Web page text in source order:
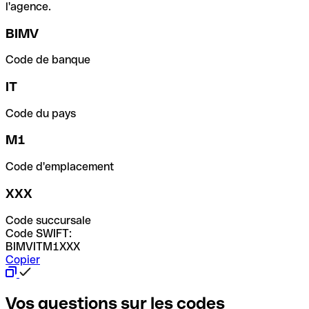
l'agence.
BIMV
Code de banque
IT
Code du pays
M1
Code d'emplacement
XXX
Code succursale
Code SWIFT:
BIMVITM1XXX
Copier
Vos questions sur les codes